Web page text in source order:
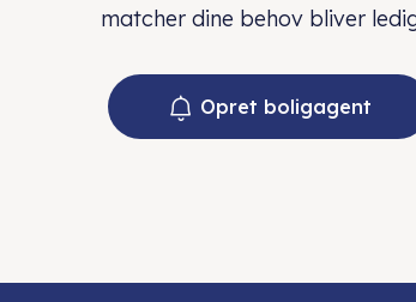
matcher dine behov bliver
Opret boligagent